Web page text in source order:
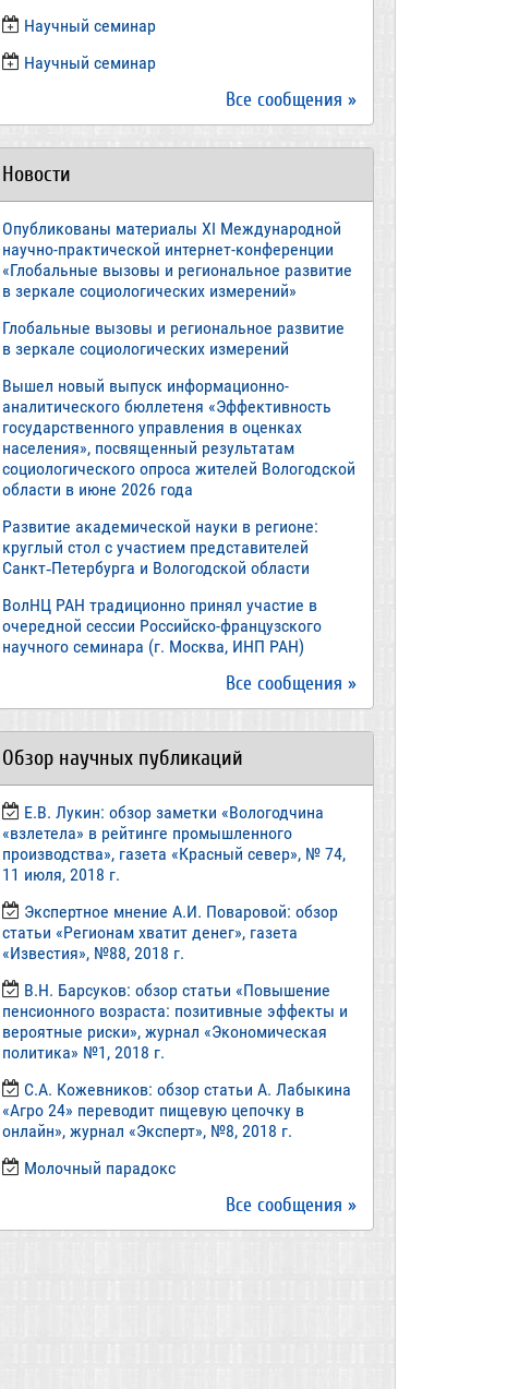
Научный семинар
​Научный семинар
Все сообщения »
Новости
Опубликованы материалы XI Международной
научно-практической интернет-конференции
«Глобальные вызовы и региональное развитие
в зеркале социологических измерений»
Глобальные вызовы и региональное развитие
в зеркале социологических измерений
Вышел новый выпуск информационно-
аналитического бюллетеня «Эффективность
государственного управления в оценках
населения», посвященный результатам
социологического опроса жителей Вологодской
области в июне 2026 года
Развитие академической науки в регионе:
круглый стол с участием представителей
Санкт‑Петербурга и Вологодской области
ВолНЦ РАН традиционно принял участие в
очередной сессии Российско-французского
научного семинара (г. Москва, ИНП РАН)
Все сообщения »
Обзор научных публикаций
Е.В. Лукин: обзор заметки «Вологодчина
«взлетела» в рейтинге промышленного
производства», газета «Красный север», № 74,
11 июля, 2018 г.
Экспертное мнение А.И. Поваровой: обзор
статьи «Регионам хватит денег», газета
«Известия», №88, 2018 г.
В.Н. Барсуков: обзор статьи «Повышение
пенсионного возраста: позитивные эффекты и
вероятные риски», журнал «Экономическая
политика» №1, 2018 г.
С.А. Кожевников: обзор статьи А. Лабыкина
«Агро 24» переводит пищевую цепочку в
онлайн», журнал «Эксперт», №8, 2018 г.
Молочный парадокс
Все сообщения »